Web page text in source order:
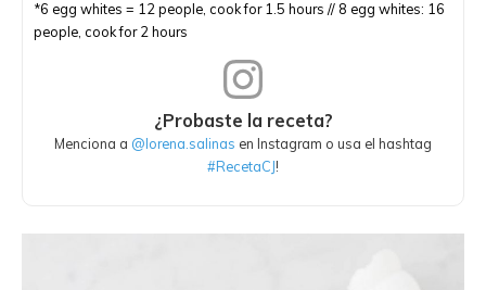
*6 egg whites = 12 people, cook for 1.5 hours // 8 egg whites: 16
people, cook for 2 hours
¿Probaste la receta?
Menciona a @lorena.salinas en Instagram o usa el hashtag
#RecetaCJ!